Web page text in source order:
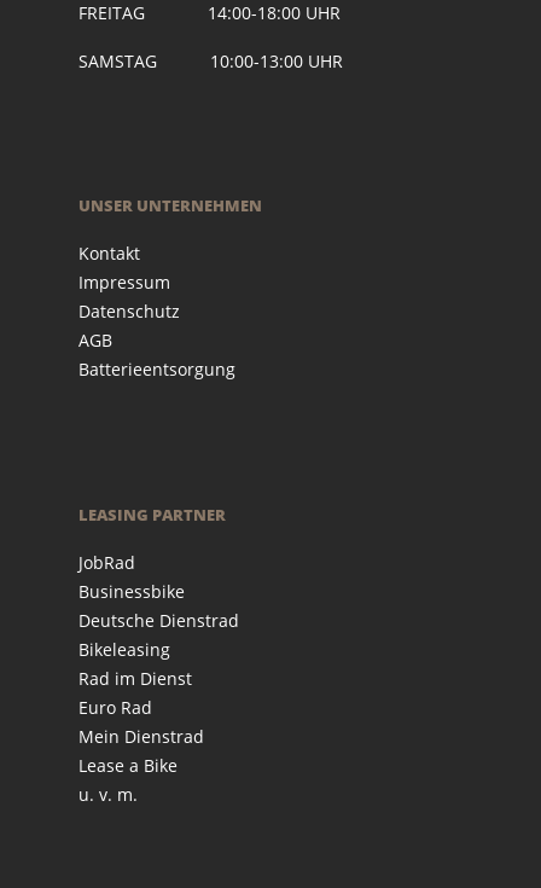
FREITAG 14:00-18:00 UHR
SAMSTAG 10:00-13:00 UHR
UNSER UNTERNEHMEN
Kontakt
Impressum
Datenschutz
AGB
Batterieentsorgung
LEASING PARTNER
JobRad
Businessbike
Deutsche Dienstrad
Bikeleasing
Rad im Dienst
Euro Rad
Mein Dienstrad
Lease a Bike
u. v. m.